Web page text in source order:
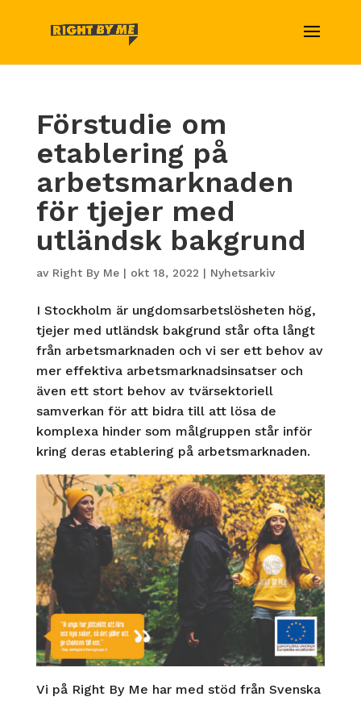
Förstudie om
etablering på
arbetsmarknaden
för tjejer med
utländsk bakgrund
av Right By Me| okt 18, 2022 | Nyhetsarkiv
I Stockholm är ungdomsarbetslösheten hög,
tjejer med utländsk bakgrund står ofta långt
från arbetsmarknaden och vi ser ett behov av
mer effektiva arbetsmarknadsinsatser och
även ett stort behov av tvärsektoriell
samverkan för att bidra till att lösa de
komplexa hinder som målgruppen står inför
kring deras etablering på arbetsmarknaden.
Vi på Right By Me har med stöd från Svenska